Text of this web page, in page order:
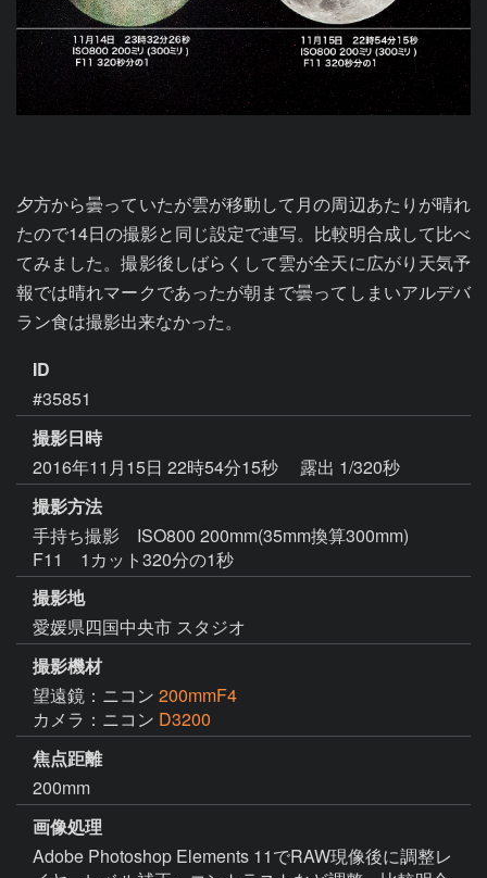
夕方から曇っていたが雲が移動して月の周辺あたりが晴れ
たので14日の撮影と同じ設定で連写。比較明合成して比べ
てみました。撮影後しばらくして雲が全天に広がり天気予
報では晴れマークであったが朝まで曇ってしまいアルデバ
ラン食は撮影出来なかった。
ID
#35851
撮影日時
2016年11月15日 22時54分15秒
露出 1/320秒
撮影方法
手持ち撮影 ISO800 200mm(35mm換算300mm)
F11 1カット320分の1秒
撮影地
愛媛県四国中央市 スタジオ
撮影機材
望遠鏡：ニコン 200mmF4
カメラ：ニコン D3200
焦点距離
200mm
画像処理
Adobe Photoshop Elements 11でRAW現像後に調整レ